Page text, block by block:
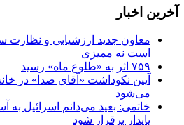
آخرین اخبار
معاون جدید ارزشیابی و نظارت
است نه ممیزی
۷۵۹ اثر به «طلوع ماه» رسید
آیین نکوداشت «آقای صدا» در
می‌شود
خاتمی: بعید می‌دانم اسرائیل به
پایدار برقرار شود